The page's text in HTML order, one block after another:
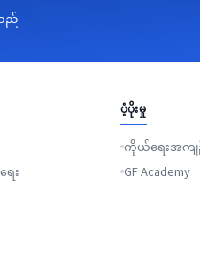
ည်
း
ပံ့ပိုးမှု
ကိုယ်ရေးအကျဉ်
GF Academy